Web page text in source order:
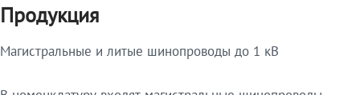
Продукция
Магистральные и литые шинопроводы до 1 кВ